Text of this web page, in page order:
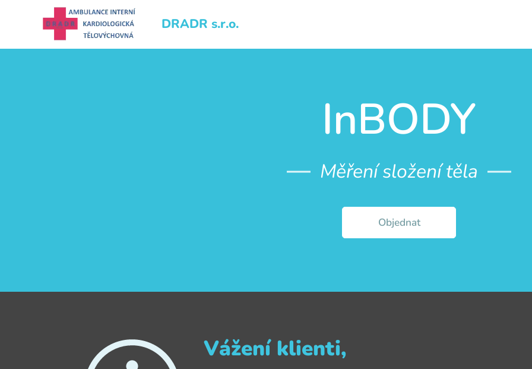
DRADR s.r.o.
InBODY
Měření složení těla
Objednat
Vážení klienti,